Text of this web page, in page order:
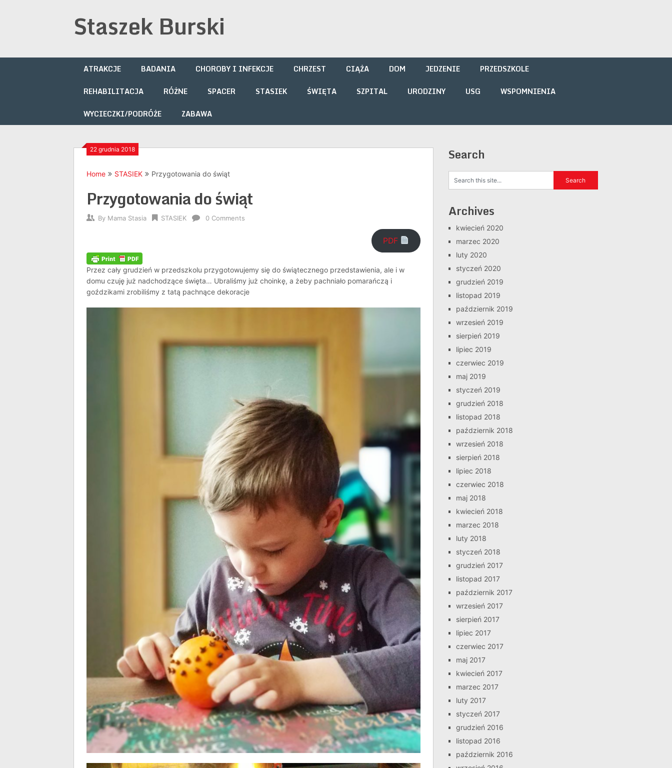
Staszek Burski
ATRAKCJE BADANIA CHOROBY I INFEKCJE CHRZEST CIĄŻA DOM JEDZENIE
PRZEDSZKOLE
REHABILITACJA
RÓŻNE SPACER STASIEK ŚWIĘTA SZPITAL URODZINY USG
WSPOMNIENIA
WYCIECZKI/PODRÓŻE
ZABAWA
22 grudnia 2018
Home STASIEK Przygotowania do świąt
Przygotowania do świąt
By Mama Stasia STASIEK 0 Comments
PDF
Przez cały grudzień w przedszkolu przygotowujemy się do świątecznego przedstawienia, ale i w
domu czuję już nadchodzące święta… Ubraliśmy już choinkę, a żeby pachniało pomarańczą i
goździkami zrobiliśmy z tatą pachnące dekoracje
Search
Archives
kwiecień 2020
marzec 2020
luty 2020
styczeń 2020
grudzień 2019
listopad 2019
październik 2019
wrzesień 2019
sierpień 2019
lipiec 2019
czerwiec 2019
maj 2019
styczeń 2019
grudzień 2018
listopad 2018
październik 2018
wrzesień 2018
sierpień 2018
lipiec 2018
czerwiec 2018
maj 2018
kwiecień 2018
marzec 2018
luty 2018
styczeń 2018
grudzień 2017
listopad 2017
październik 2017
wrzesień 2017
sierpień 2017
lipiec 2017
czerwiec 2017
maj 2017
kwiecień 2017
marzec 2017
luty 2017
styczeń 2017
grudzień 2016
listopad 2016
październik 2016